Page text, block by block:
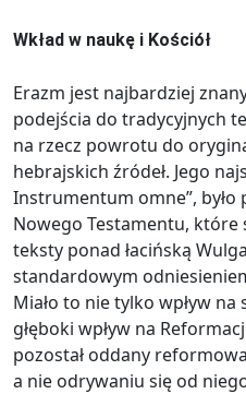
Wkład w naukę i Kościół
Erazm jest najbardziej
podejścia do tradycyjnych
na rzecz powrotu do
hebrajskich źródeł. Jego
Instrumentum omne”, było
Nowego Testamentu, które
teksty ponad łacińską
standardowym
Miało to nie tylko wpływ
głęboki wpływ na
pozostał oddany
a nie odrywaniu się od